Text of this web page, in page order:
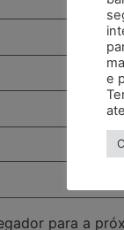
para a
e